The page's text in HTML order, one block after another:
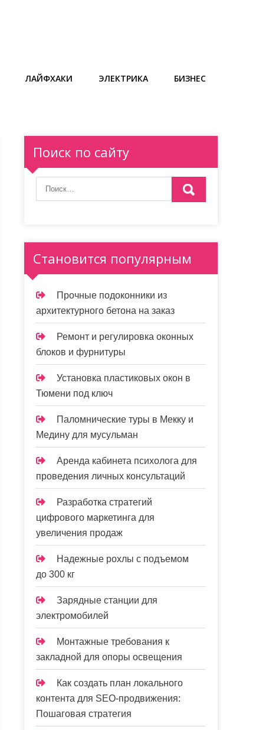
ЛАЙФХАКИ ЭЛЕКТРИКА БИЗНЕС
Поиск по сайту
Становится популярным
Прочные подоконники из
архитектурного бетона на заказ
Ремонт и регулировка оконных
блоков и фурнитуры
Установка пластиковых окон в
Тюмени под ключ
Паломнические туры в Мекку и
Медину для мусульман
Аренда кабинета психолога для
проведения личных консультаций
Разработка стратегий
цифрового маркетинга для
увеличения продаж
Надежные рохлы с подъемом
до 300 кг
Зарядные станции для
электромобилей
Монтажные требования к
закладной для опоры освещения
Как создать план локального
контента для SEO-продвижения:
Пошаговая стратегия